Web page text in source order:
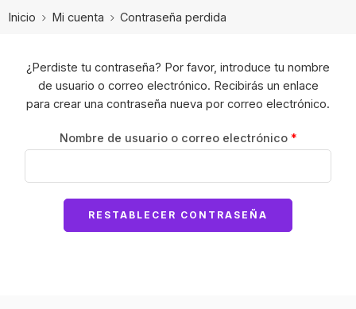
Inicio Mi cuenta Contraseña perdida
¿Perdiste tu contraseña? Por favor, introduce tu nombre
de usuario o correo electrónico. Recibirás un enlace
para crear una contraseña nueva por correo electrónico.
Nombre de usuario o correo electrónico *
RESTABLECER CONTRASEÑA